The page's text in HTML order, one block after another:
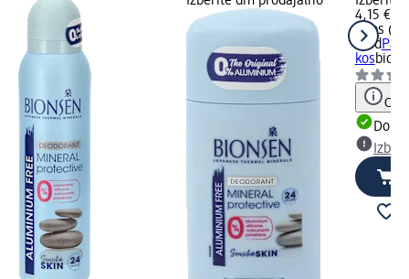
4,15 €
1 kos
Raid
kos